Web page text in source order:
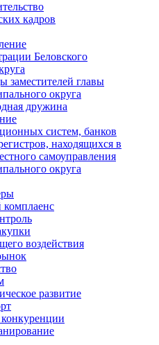
кадров
Беловского
заместителей главы
округа
дружина
систем, банков
находящихся в
самоуправления
округа
воздействия
развитие